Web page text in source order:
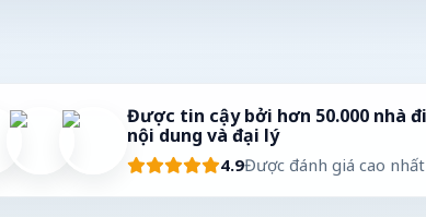
Được tin cậy bởi hơn 50.000 nhà
nội dung và đại lý
4.9Được đánh giá cao nhất